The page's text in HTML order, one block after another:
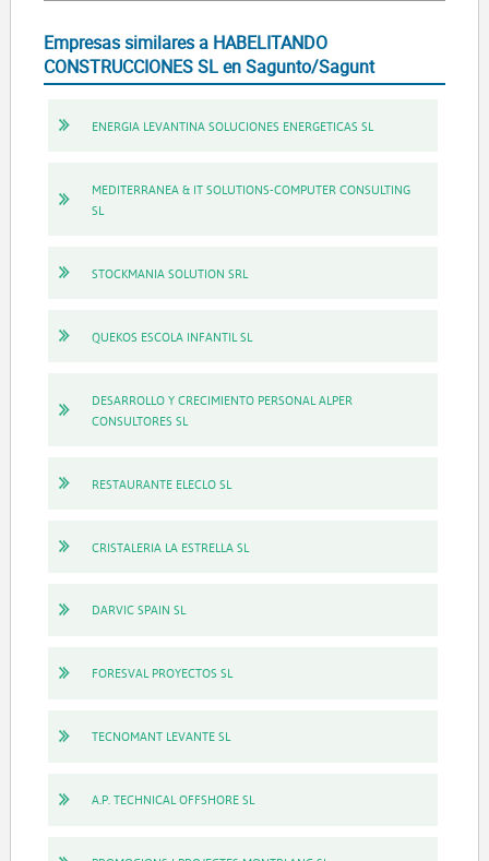
Empresas similares a HABELITANDO
CONSTRUCCIONES SL en Sagunto/Sagunt
ENERGIA LEVANTINA SOLUCIONES ENERGETICAS SL
MEDITERRANEA & IT SOLUTIONS-COMPUTER CONSULTING
SL
STOCKMANIA SOLUTION SRL
QUEKOS ESCOLA INFANTIL SL
DESARROLLO Y CRECIMIENTO PERSONAL ALPER
CONSULTORES SL
RESTAURANTE ELECLO SL
CRISTALERIA LA ESTRELLA SL
DARVIC SPAIN SL
FORESVAL PROYECTOS SL
TECNOMANT LEVANTE SL
A.P. TECHNICAL OFFSHORE SL